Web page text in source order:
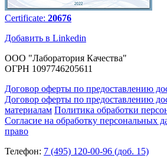
Certificate: 20676
Добавить в Linkedin
ООО "Лаборатория Качества"
ОГРН 1097746205611
Договор оферты по предоставлению
Договор оферты по предоставлению
материалам Политика обработки
Согласие на обработку персональных
право
Телефон: 7 (495) 120-00-96 (доб. 15)